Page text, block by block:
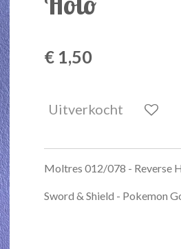
€ 1,50
Uitverkocht
Moltres 012/078 - Reverse
Sword & Shield - Pokemon